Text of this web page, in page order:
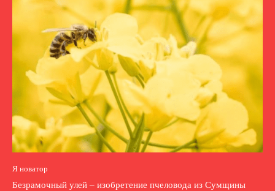
Я новатор
Безрамочный улей – изобретение пчеловода из Сумщины